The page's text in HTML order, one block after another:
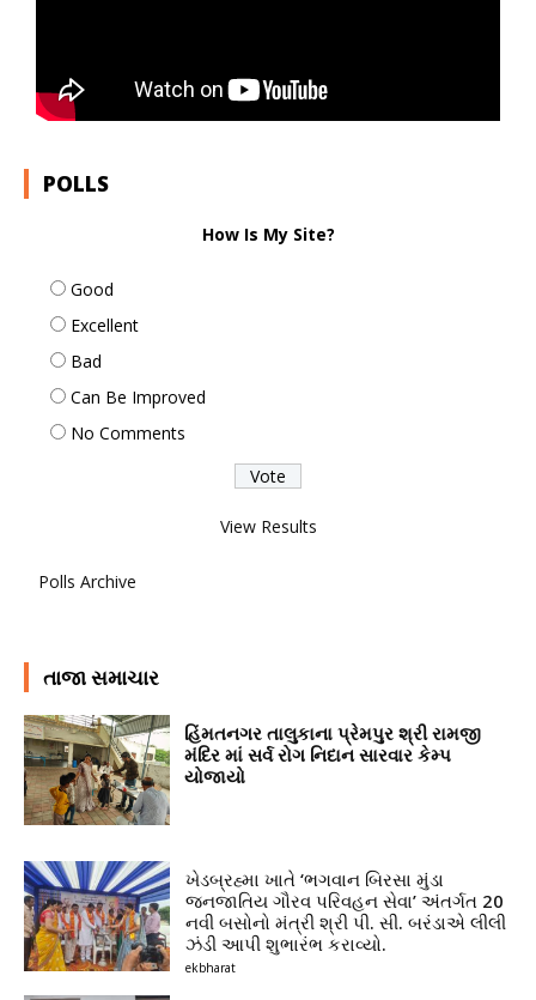
POLLS
How Is My Site?
Good
Excellent
Bad
Can Be Improved
No Comments
View Results
Polls Archive
તાજા સમાચાર
હિંમતનગર તાલુકાના પ્રેમપુર શ્રી રામજી
મંદિર માં સર્વ રોગ નિદાન સારવાર કેમ્પ
યોજાયો
ખેડબ્રહ્મા ખાતે ‘ભગવાન બિરસા મુંડા
જનજાતિય ગૌરવ પરિવહન સેવા’ અંતર્ગત 20
નવી બસોનો મંત્રી શ્રી પી. સી. બરંડાએ લીલી
ઝંડી આપી શુભારંભ કરાવ્યો.
ekbharat